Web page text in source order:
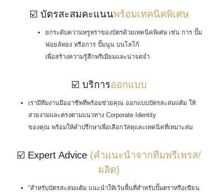
☑️ บัตรสะสมคะแนนพร้อมเทคนิคพิเศษ
ยกระดับความหรูหราของบัตรด้วยเทคนิคพิเศษ เช่น การ ปั๊ม
ฟอยล์ทอง หรือการ ปั๊มนูน บนโลโก้
เพื่อสร้างความรู้สึกพรีเมียมและน่าจดจำ
☑️ บริการออกแบบ
เรามีทีมงานมืออาชีพที่พร้อมช่วยคุณ ออกแบบบัตรสะสมแต้ม ให้
สวยงามและตรงตามแนวทาง Corporate Identity
ของคุณ พร้อมให้คำปรึกษาเพื่อเลือกวัสดุและเทคนิคที่เหมาะสม
☑️ Expert Advice (คำแนะนำจากทีมพรีเพรส/
ผลิต)
“สำหรับบัตรสะสมแต้ม แนะนำให้เว้นพื้นที่สำหรับปั๊มตราหรือเขียน